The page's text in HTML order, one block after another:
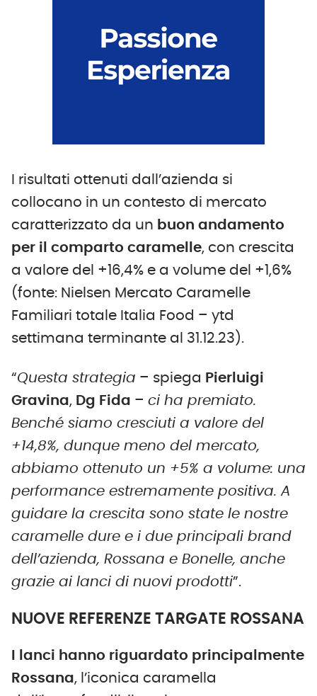
I risultati ottenuti dall’azienda si
collocano in un contesto di mercato
caratterizzato da un buon andamento
per il comparto caramelle, con crescita
a valore del +16,4% e a volume del +1,6%
(fonte: Nielsen Mercato Caramelle
Familiari totale Italia Food – ytd
settimana terminante al 31.12.23).
“Questa strategia – spiega Pierluigi
Gravina, Dg Fida – ci ha premiato.
Benché siamo cresciuti a valore del
+14,8%, dunque meno del mercato,
abbiamo ottenuto un +5% a volume: una
performance estremamente positiva. A
guidare la crescita sono state le nostre
caramelle dure e i due principali brand
dell’azienda, Rossana e Bonelle, anche
grazie ai lanci di nuovi prodotti”.
NUOVE REFERENZE TARGATE ROSSANA
I lanci hanno riguardato principalmente
Rossana, l’iconica caramella